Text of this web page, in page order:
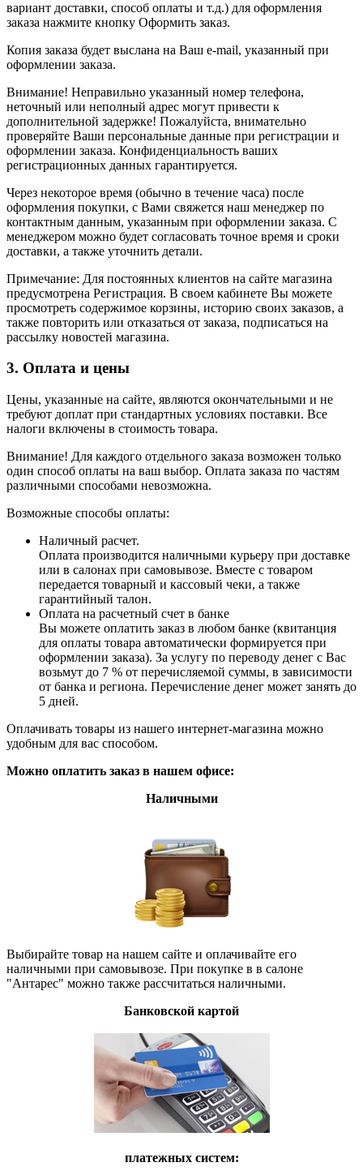
вариант доставки, способ оплаты и т.д.) для оформления
заказа нажмите кнопку Оформить заказ.
Копия заказа будет выслана на Ваш e-mail, указанный при
оформлении заказа.
Внимание! Неправильно указанный номер телефона,
неточный или неполный адрес могут привести к
дополнительной задержке! Пожалуйста, внимательно
проверяйте Ваши персональные данные при регистрации и
оформлении заказа. Конфиденциальность ваших
регистрационных данных гарантируется.
Через некоторое время (обычно в течение часа) после
оформления покупки, с Вами свяжется наш менеджер по
контактным данным, указанным при оформлении заказа. С
менеджером можно будет согласовать точное время и сроки
доставки, а также уточнить детали.
Примечание: Для постоянных клиентов на сайте магазина
предусмотрена Регистрация. В своем кабинете Вы можете
просмотреть содержимое корзины, историю своих заказов, а
также повторить или отказаться от заказа, подписаться на
рассылку новостей магазина.
3. Оплата и цены
Цены, указанные на сайте, являются окончательными и не
требуют доплат при стандартных условиях поставки. Все
налоги включены в стоимость товара.
Внимание! Для каждого отдельного заказа возможен только
один способ оплаты на ваш выбор. Оплата заказа по частям
различными способами невозможна.
Возможные способы оплаты:
Наличный расчет.
Оплата производится наличными курьеру при доставке
или в салонах при самовывозе. Вместе с товаром
передается товарный и кассовый чеки, а также
гарантийный талон.
Оплата на расчетный счет в банке
Вы можете оплатить заказ в любом банке (квитанция
для оплаты товара автоматически формируется при
оформлении заказа). За услугу по переводу денег с Вас
возьмут до 7 % от перечисляемой суммы, в зависимости
от банка и региона. Перечисление денег может занять до
5 дней.
Оплачивать товары из нашего интернет-магазина можно
удобным для вас способом.
Можно оплатить заказ в нашем офисе:
Наличными
Выбирайте товар на нашем сайте и оплачивайте его
наличными при самовывозе. При покупке в в салоне
"Антарес" можно также рассчитаться наличными.
Банковской картой
платежных систем: